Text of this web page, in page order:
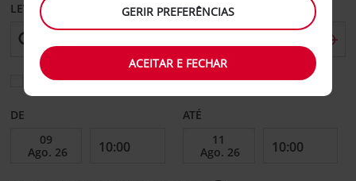
LEVANTAR EM
Escolher uma estação de devolução diferente
DE ATÉ
GERIR PREFERÊNCIAS
ACEITAR E FECHAR